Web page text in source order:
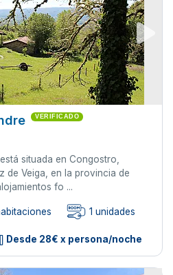
VERIFICADO
situada en Congostro,
de Veiga, en la provincia de
fo ...
1 unidades
Desde 28€ x persona/noche